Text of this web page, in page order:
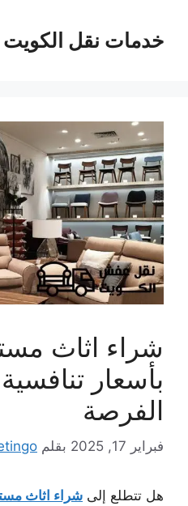
المحتوىخدمات نقل الكويت
شراء اثاث
بأسعار
الفرصة
فبراير 17, 2025 بقلم
هل تتطلع إلى شراء اثاث